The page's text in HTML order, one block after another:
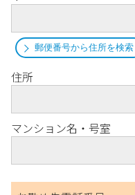
郵便番号から住所を検索
住所
マンション名・号室